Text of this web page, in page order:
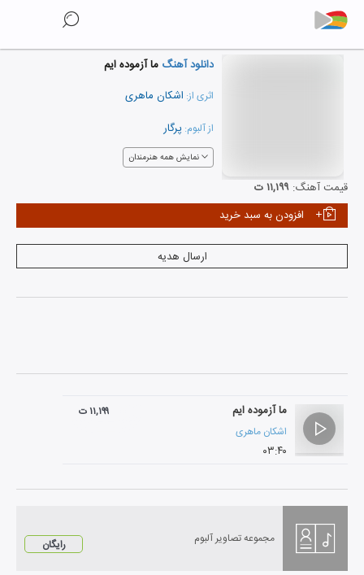
دانلود آهنگ ما آزموده ایم
اثری از: اشکان ماهری
از آلبوم: پرگار
نمایش همه هنرمندان
قیمت آهنگ: ۱۱,۱۹۹ ت
افزودن به سبد خرید
ارسال هدیه
ما آزموده ایم
اشکان ماهری
۰۳:۴۰
۱۱,۱۹۹ ت
مجموعه تصاویر آلبوم رایگان